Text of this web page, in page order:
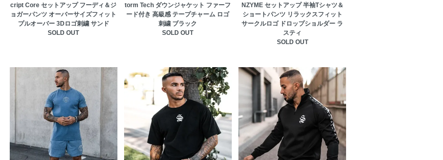
cript Core セットアップ フーディ＆ジ
ョガーパンツ オーバーサイズフィット
プルオーバー 3Dロゴ刺繍 サンド
SOLD OUT
torm Tech ダウンジャケット ファーフ
ード付き 高級感 テープチャーム ロゴ
刺繍 ブラック
SOLD OUT
NZYME セットアップ 半袖Tシャツ＆
ショートパンツ リラックスフィット
サークルロゴ ドロップショルダー ラ
スティ
SOLD OUT